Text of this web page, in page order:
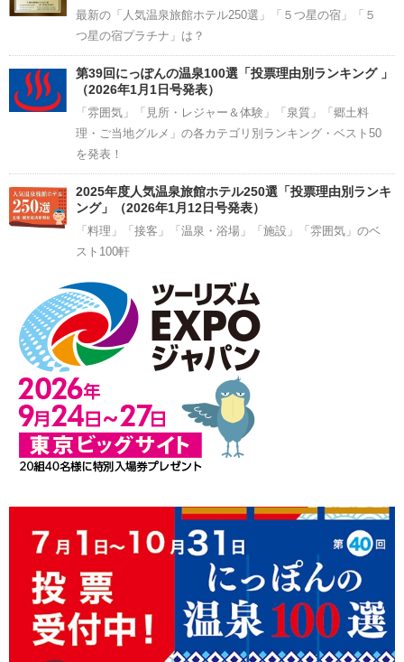
最新の「人気温泉旅館ホテル250選」「５つ星の宿」「５
つ星の宿プラチナ」は？
第39回にっぽんの温泉100選「投票理由別ランキング 」
（2026年1月1日号発表）
「雰囲気」「見所・レジャー＆体験」「泉質」「郷土料
理・ご当地グルメ」の各カテゴリ別ランキング・ベスト50
を発表！
2025年度人気温泉旅館ホテル250選「投票理由別ランキ
ング」（2026年1月12日号発表）
「料理」「接客」「温泉・浴場」「施設」「雰囲気」のベ
スト100軒